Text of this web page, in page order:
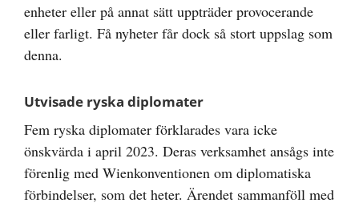
enheter eller på annat sätt uppträder provocerande
eller farligt. Få nyheter får dock så stort uppslag som
denna.
Utvisade ryska diplomater
Fem ryska diplomater förklarades vara icke
önskvärda i april 2023. Deras verksamhet ansågs inte
förenlig med Wienkonventionen om diplomatiska
förbindelser, som det heter. Ärendet sammanföll med